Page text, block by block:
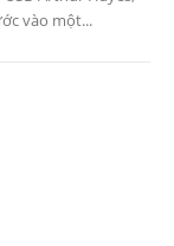
vào một...